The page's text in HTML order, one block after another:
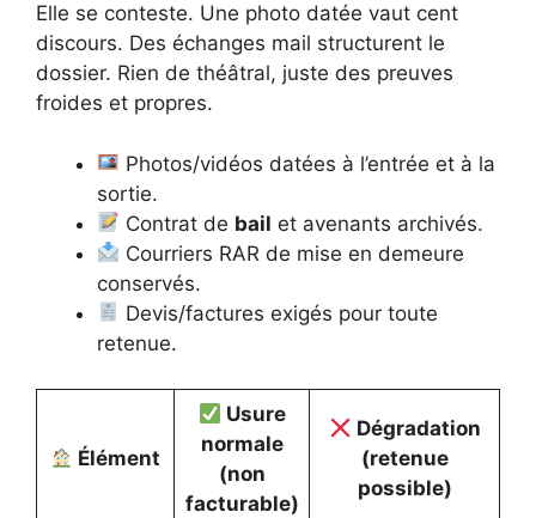
Elle se conteste. Une photo datée vaut cent
discours. Des échanges mail structurent le
dossier. Rien de théâtral, juste des preuves
froides et propres.
Photos/vidéos datées à l’entrée et à la
sortie.
Contrat de bail et avenants archivés.
Courriers RAR de mise en demeure
conservés.
Devis/factures exigés pour toute
retenue.
Élément
Usure
normale
(non
facturable)
Dégradation
(retenue
possible)